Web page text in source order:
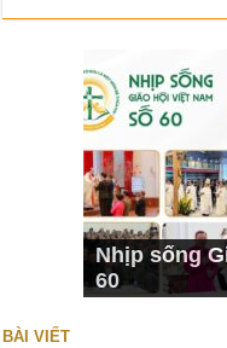
Nhịp sống
60
BÀI VIẾT